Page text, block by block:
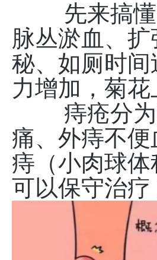
先来搞懂
脉丛淤血、
秘、如厕时
力增加，菊
痔疮分为
痛、外痔不
痔（小肉球
可以保守治